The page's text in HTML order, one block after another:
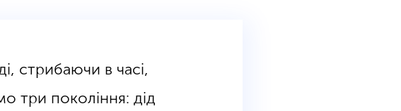
стрибаючи в часі,
три покоління: дід